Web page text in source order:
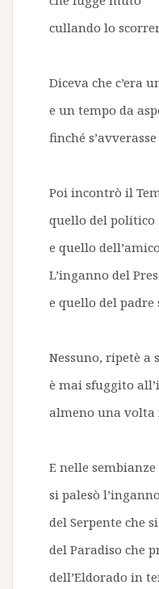
cullando lo
Diceva che c’era
e un tempo da
finché
Poi incontrò il
quello del politico
e quello
L’inganno del
e quello del padre
Nessuno, ripetè a
è mai sfuggito
almeno una volta
E nelle
si palesò
del Serpente che
del Paradiso che
dell’Eldorado in